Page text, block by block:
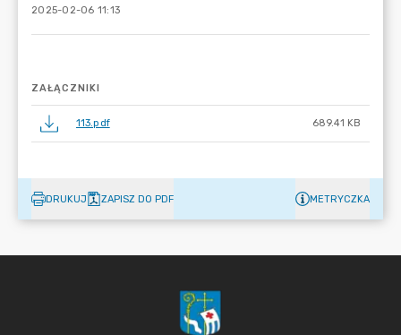
2025-02-06 11:13
ZAŁĄCZNIKI
113.pdf 689.41 KB
DRUKUJ ZAPISZ DO PDF METRYCZKA